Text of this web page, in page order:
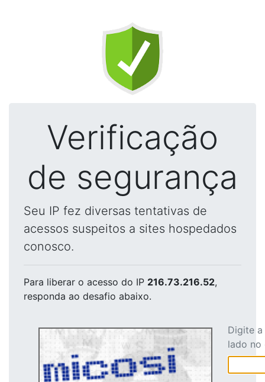
Verificação
de segurança
Seu IP fez diversas tentativas de
acessos suspeitos a sites hospedados
conosco.
Para liberar o acesso do IP 216.73.216.52,
responda ao desafio abaixo.
Digite
lado no